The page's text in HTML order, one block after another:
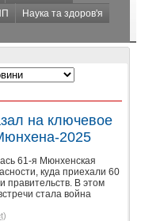
Наука та здоров'я
на ключевое
2025
61-я Мюнхенская
куда приехали 60
правительств. В этом
стала война
)